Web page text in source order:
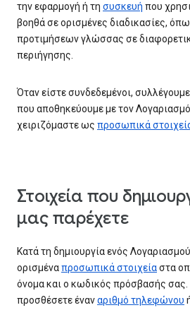
την εφαρμογή ή τη συσκευή που
βοηθά σε ορισμένες διαδικασίες,
προτιμήσεων γλώσσας σε
περιήγησης.
Όταν είστε συνδεδεμένοι,
που αποθηκεύουμε με τον
χειριζόμαστε ως προσωπικά
Στοιχεία που
μας παρέχετε
Κατά τη δημιουργία ενός
ορισμέναπροσωπικά στοιχείαστα
όνομα και ο κωδικός πρόσβασής σας.
προσθέσετε έναναριθμό τηλεφώνου